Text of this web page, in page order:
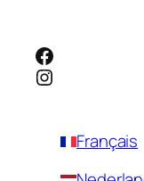
Facebook
Instagram
Français